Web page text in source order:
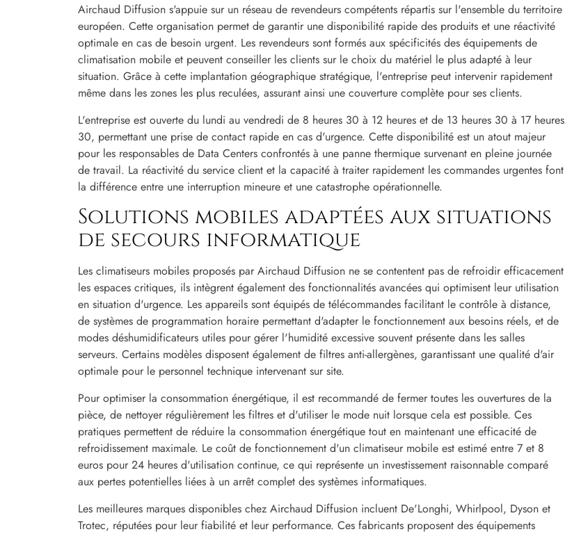
Airchaud Diffusion s'appuie sur un réseau de revendeurs compétents répartis sur l'ensemble du territoire
européen. Cette organisation permet de garantir une disponibilité rapide des produits et une réactivité
optimale en cas de besoin urgent. Les revendeurs sont formés aux spécificités des équipements de
climatisation mobile et peuvent conseiller les clients sur le choix du matériel le plus adapté à leur
situation. Grâce à cette implantation géographique stratégique, l'entreprise peut intervenir rapidement
même dans les zones les plus reculées, assurant ainsi une couverture complète pour ses clients.
L'entreprise est ouverte du lundi au vendredi de 8 heures 30 à 12 heures et de 13 heures 30 à 17 heures
30, permettant une prise de contact rapide en cas d'urgence. Cette disponibilité est un atout majeur
pour les responsables de Data Centers confrontés à une panne thermique survenant en pleine journée
de travail. La réactivité du service client et la capacité à traiter rapidement les commandes urgentes font
la différence entre une interruption mineure et une catastrophe opérationnelle.
Solutions mobiles adaptées aux situations
de secours informatique
Les climatiseurs mobiles proposés par Airchaud Diffusion ne se contentent pas de refroidir efficacement
les espaces critiques, ils intègrent également des fonctionnalités avancées qui optimisent leur utilisation
en situation d'urgence. Les appareils sont équipés de télécommandes facilitant le contrôle à distance,
de systèmes de programmation horaire permettant d'adapter le fonctionnement aux besoins réels, et de
modes déshumidificateurs utiles pour gérer l'humidité excessive souvent présente dans les salles
serveurs. Certains modèles disposent également de filtres anti-allergènes, garantissant une qualité d'air
optimale pour le personnel technique intervenant sur site.
Pour optimiser la consommation énergétique, il est recommandé de fermer toutes les ouvertures de la
pièce, de nettoyer régulièrement les filtres et d'utiliser le mode nuit lorsque cela est possible. Ces
pratiques permettent de réduire la consommation énergétique tout en maintenant une efficacité de
refroidissement maximale. Le coût de fonctionnement d'un climatiseur mobile est estimé entre 7 et 8
euros pour 24 heures d'utilisation continue, ce qui représente un investissement raisonnable comparé
aux pertes potentielles liées à un arrêt complet des systèmes informatiques.
Les meilleures marques disponibles chez Airchaud Diffusion incluent De'Longhi, Whirlpool, Dyson et
Trotec, réputées pour leur fiabilité et leur performance. Ces fabricants proposent des équipements